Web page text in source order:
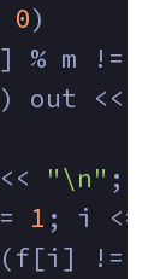
0)
m !=
) out <<
<< "\n" ;
1 ; i
(f[i] !=